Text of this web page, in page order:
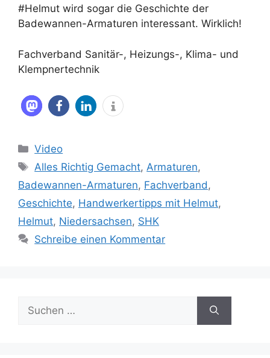
#Helmut wird sogar die Geschichte der
Badewannen-Armaturen interessant. Wirklich!
Fachverband Sanitär-, Heizungs-, Klima- und
Klempnertechnik
Kategorien
Video
Schlagwörter
Alles Richtig Gemacht,Armaturen,
Badewannen-Armaturen, Fachverband,
Geschichte, Handwerkertipps mit Helmut,
Helmut, Niedersachsen, SHK
Schreibe einen Kommentar
Suche
nach: